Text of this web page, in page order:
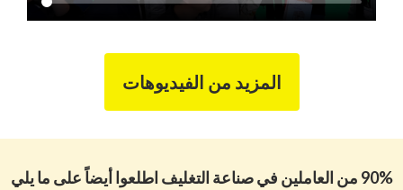
المزيد من الفيديوهات
90% من العاملين في صناعة التغليف اطلعوا أيضاً على ما يلي